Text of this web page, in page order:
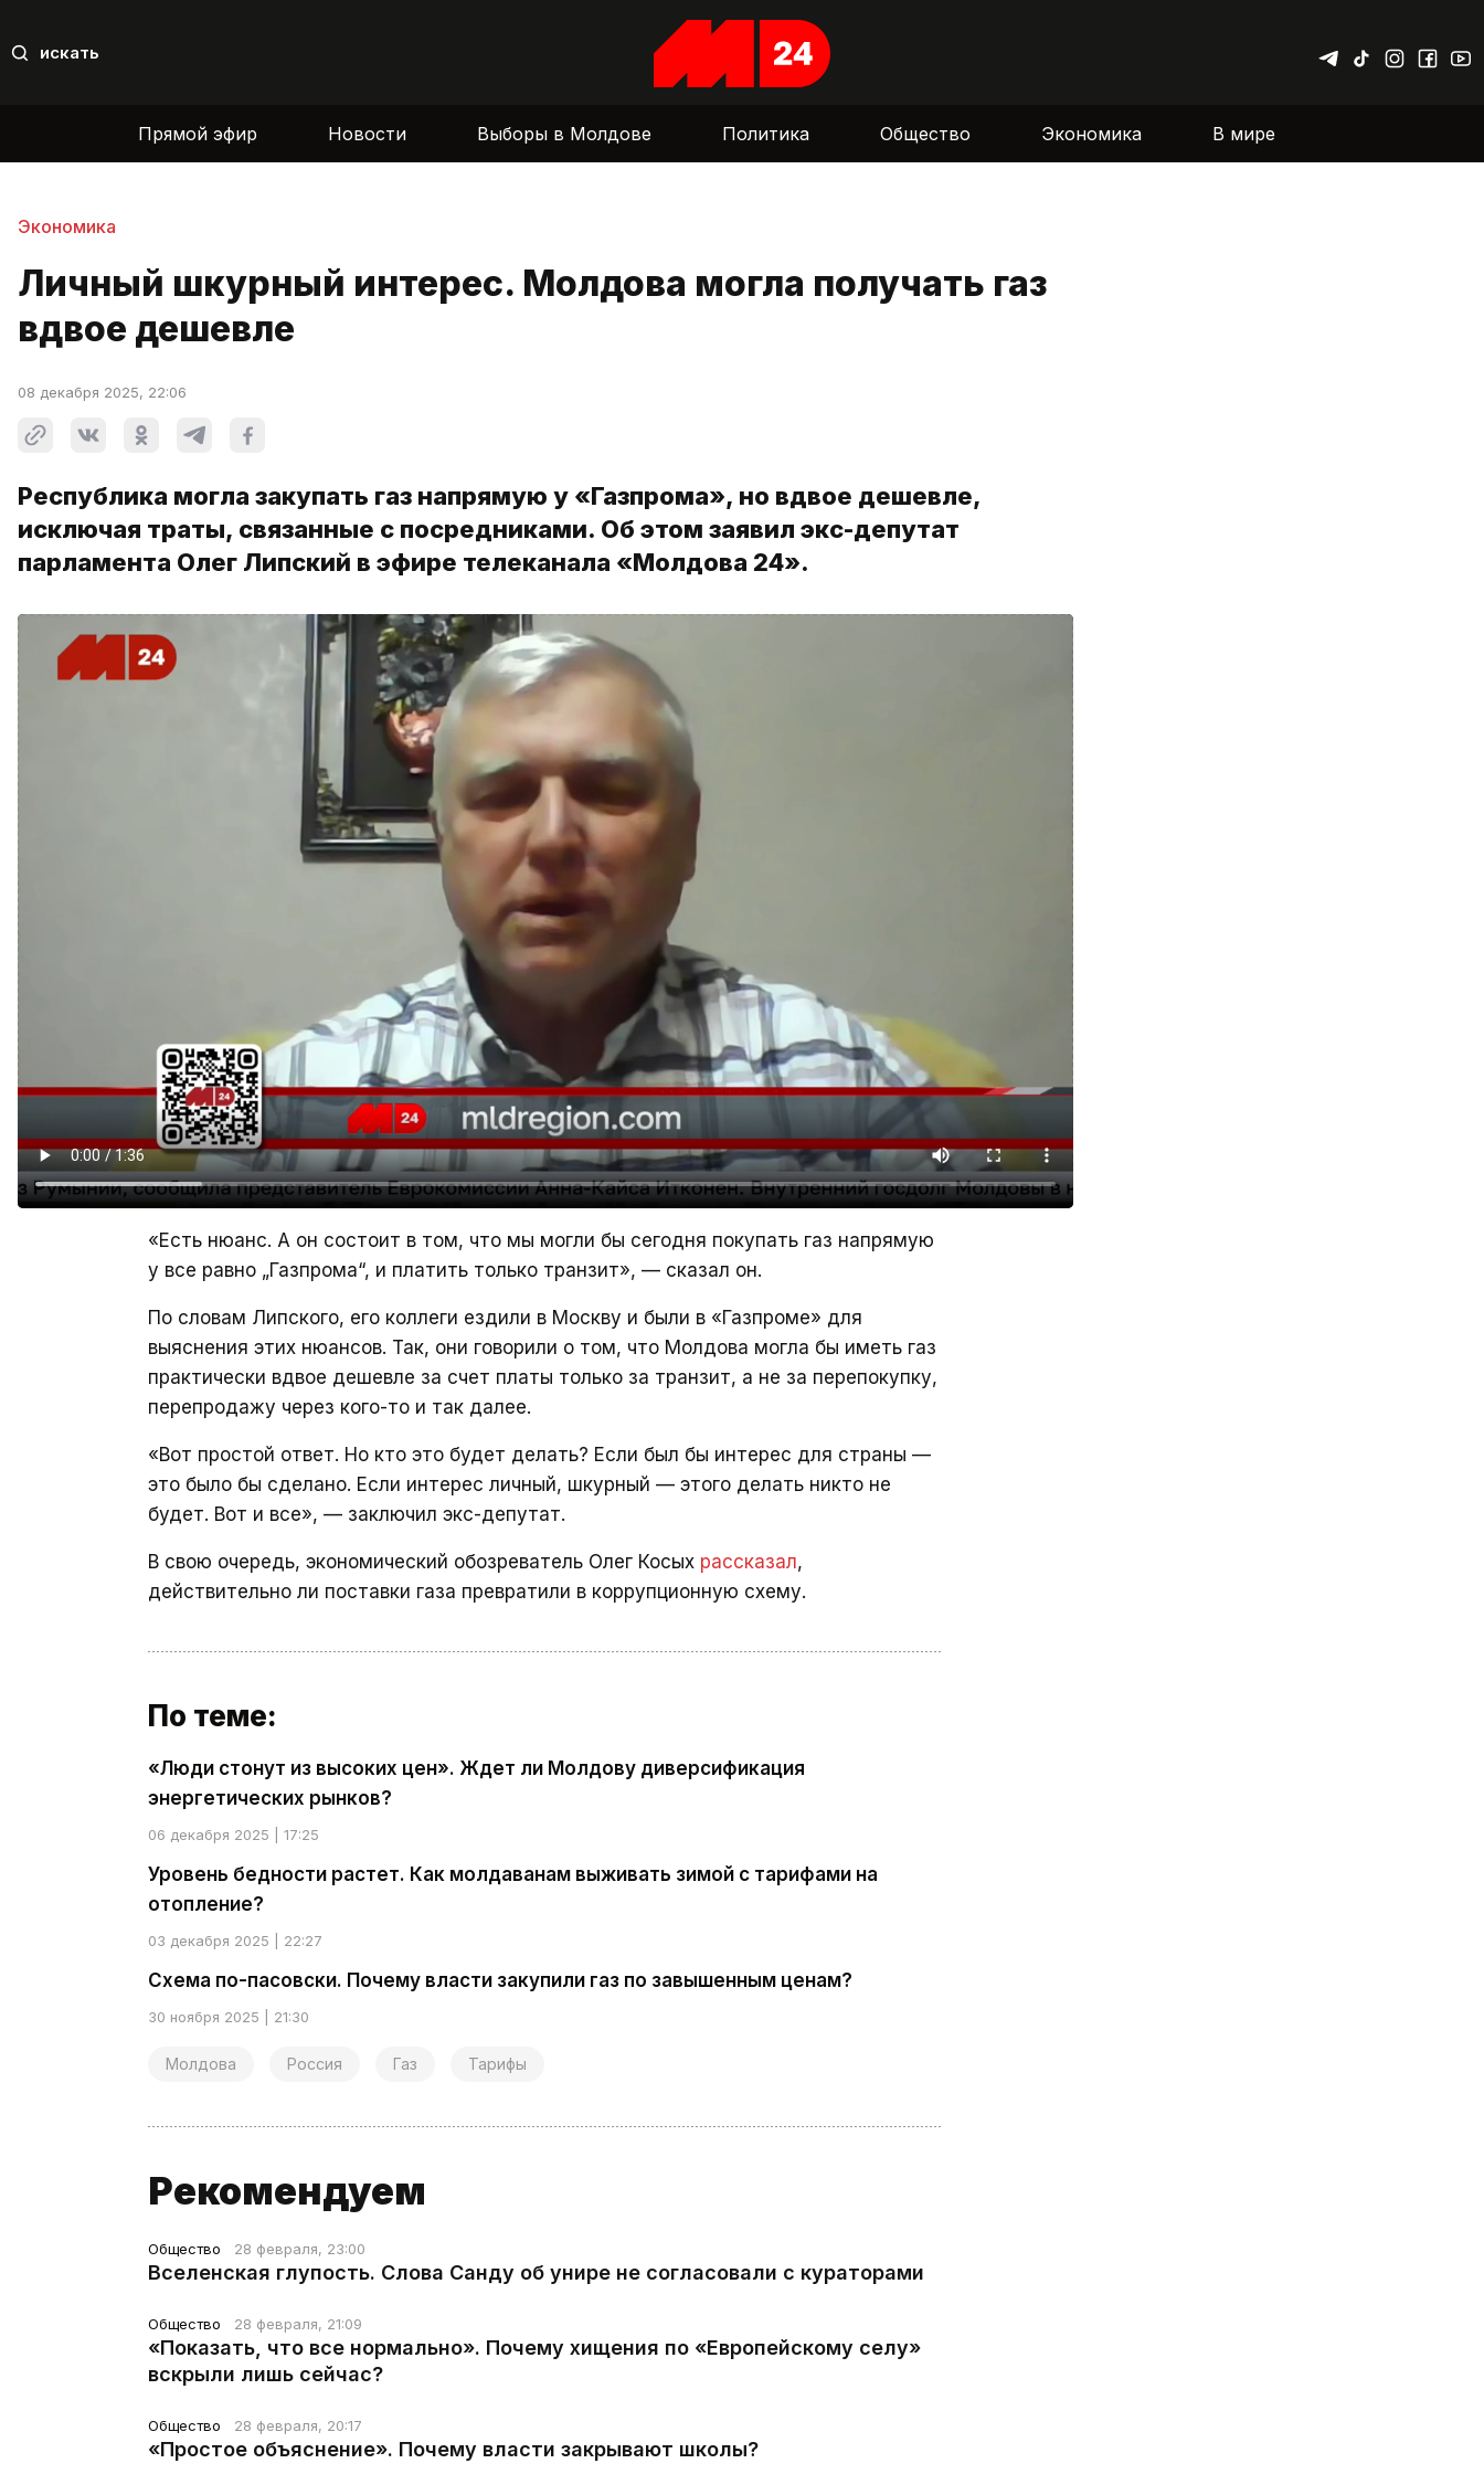
искать
Прямой эфир Новости Выборы в Молдове Политика Общество Экономика В мире
Экономика
Личный шкурный интерес. Молдова могла получать газ
вдвое дешевле
08 декабря 2025, 22:06
Республика могла закупать газ напрямую у «Газпрома», но вдвое дешевле,
исключая траты, связанные с посредниками. Об этом заявил экс-депутат
парламента Олег Липский в эфире телеканала «Молдова 24».
«Есть нюанс. А он состоит в том, что мы могли бы сегодня покупать газ напрямую
у все равно „Газпрома“, и платить только транзит», — сказал он.
По словам Липского, его коллеги ездили в Москву и были в «Газпроме» для
выяснения этих нюансов. Так, они говорили о том, что Молдова могла бы иметь газ
практически вдвое дешевле за счет платы только за транзит, а не за перепокупку,
перепродажу через кого-то и так далее.
«Вот простой ответ. Но кто это будет делать? Если был бы интерес для страны —
это было бы сделано. Если интерес личный, шкурный — этого делать никто не
будет. Вот и все», — заключил экс-депутат.
В свою очередь, экономический обозреватель Олег Косых рассказал,
действительно ли поставки газа превратили в коррупционную схему.
По теме:
«Люди стонут из высоких цен». Ждет ли Молдову диверсификация
энергетических рынков?
06 декабря 2025 | 17:25
Уровень бедности растет. Как молдаванам выживать зимой с тарифами на
отопление?
03 декабря 2025 | 22:27
Схема по-пасовски. Почему власти закупили газ по завышенным ценам?
30 ноября 2025 | 21:30
Молдова Россия Газ Тарифы
Рекомендуем
Общество 28 февраля, 23:00
Вселенская глупость. Слова Санду об унире не согласовали с кураторами
Общество 28 февраля, 21:09
«Показать, что все нормально». Почему хищения по «Европейскому селу»
вскрыли лишь сейчас?
Общество 28 февраля, 20:17
«Простое объяснение». Почему власти закрывают школы?